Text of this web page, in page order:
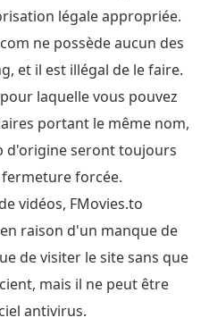
légale appropriée.
ne possède aucun des
et il est illégal de le faire.
laquelle vous pouvez
portant le même nom,
d'origine seront toujours
forcée.
vidéos, FMovies.to
raison d'un manque de
de visiter le site sans que
mais il ne peut être
antivirus.